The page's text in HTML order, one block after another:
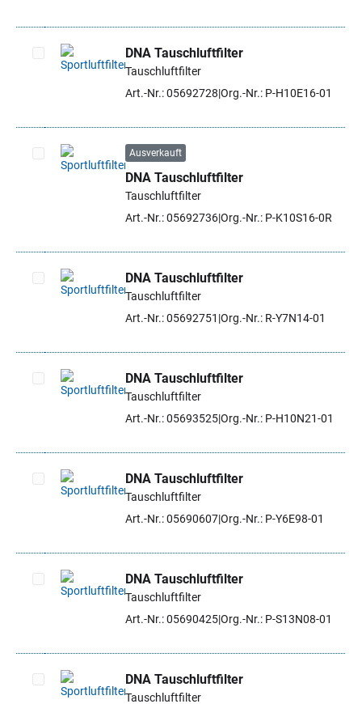
Artikel auswählen
DNA Tauschluftfilter
Tauschluftfilter
Art.-Nr.: 05692728 Org.-Nr.: P-H10E16-01
Artikel auswählen
Ausverkauft
DNA Tauschluftfilter
Tauschluftfilter
Art.-Nr.: 05692736Org.-Nr.: P-K10S16-0R
Artikel auswählen
DNA Tauschluftfilter
Tauschluftfilter
Art.-Nr.: 05692751 Org.-Nr.: R-Y7N14-01
Artikel auswählen
DNA Tauschluftfilter
Tauschluftfilter
Art.-Nr.: 05693525Org.-Nr.: P-H10N21-01
Artikel auswählen
DNA Tauschluftfilter
Tauschluftfilter
Art.-Nr.: 05690607Org.-Nr.: P-Y6E98-01
Artikel auswählen
DNA Tauschluftfilter
Tauschluftfilter
Art.-Nr.: 05690425Org.-Nr.: P-S13N08-01
DNA Tauschluftfilter
Tauschluftfilter